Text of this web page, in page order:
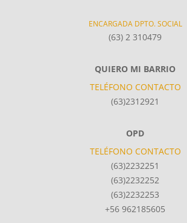
ENCARGADA DPTO. SOCIAL
(63) 2 310479
QUIERO MI BARRIO
TELÉFONO CONTACTO
(63)2312921
OPD
TELÉFONO CONTACTO
(63)2232251
(63)2232252
(63)2232253
+56 962185605